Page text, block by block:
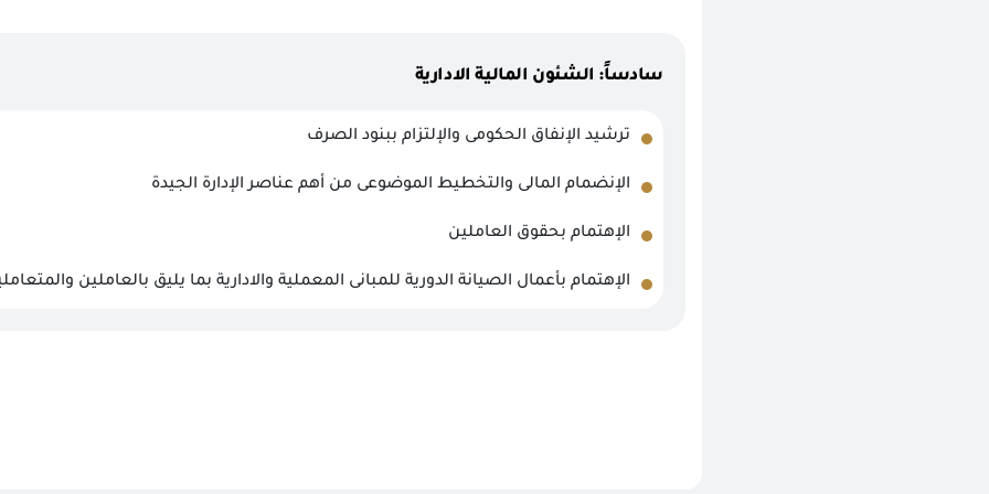
سادساً: الشئون المالية الادارية
ترشيد الإنفاق الحكومى والإلتزام ببنود الصرف
الإنضمام المالى والتخطيط الموضوعى من أهم عناصر الإدارة الجيدة
الإهتمام بحقوق العاملين
الإهتمام بأعمال الصيانة الدورية للمبانى المعملية والادارية بما يليق بالعاملين